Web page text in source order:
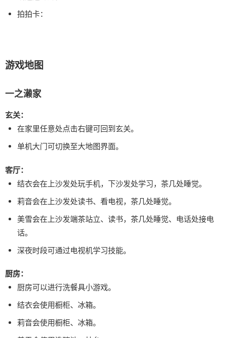
拍拍卡：
游戏地图
一之濑家
玄关：
在家里任意处点击右键可回到玄关。
单机大门可切换至大地图界面。
客厅：
结衣会在上沙发处玩手机，下沙发处学习，茶几处睡觉。
莉音会在上沙发处读书、看电视，茶几处睡觉。
美雪会在上沙发端茶站立、读书，茶几处睡觉、电话处接电
话。
深夜时段可通过电视机学习技能。
厨房：
厨房可以进行洗餐具小游戏。
结衣会使用橱柜、冰箱。
莉音会使用橱柜、冰箱。